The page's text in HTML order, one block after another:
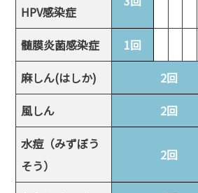
HPV感染症
髄膜炎菌感染症
1回
麻しん(はしか)
2回
風しん
2回
水痘（みずぼう
そう）
2回